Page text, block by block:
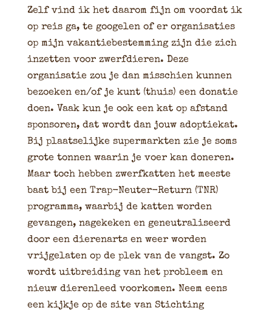
Zelf vind ik het daarom fijn om voordat ik
op reis ga, te googelen of er organisaties
op mijn vakantiebestemming zijn die zich
inzetten voor zwerfdieren. Deze
organisatie zou je dan misschien kunnen
bezoeken en/of je kunt (thuis) een donatie
doen. Vaak kun je ook een kat op afstand
sponsoren, dat wordt dan jouw adoptiekat.
Bij plaatselijke supermarkten zie je soms
grote tonnen waarin je voer kan doneren.
Maar toch hebben zwerfkatten het meeste
baat bij een Trap-Neuter-Return (TNR)
programma, waarbij de katten worden
gevangen, nagekeken en geneutraliseerd
door een dierenarts en weer worden
vrijgelaten op de plek van de vangst. Zo
wordt uitbreiding van het probleem en
nieuw dierenleed voorkomen. Neem eens
een kijkje op de site van Stichting